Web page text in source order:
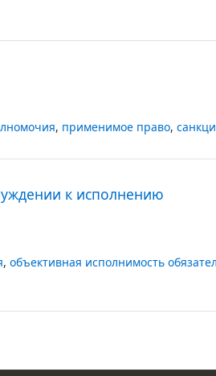
, применимое право,
к исполнению
, объективная исполнимость